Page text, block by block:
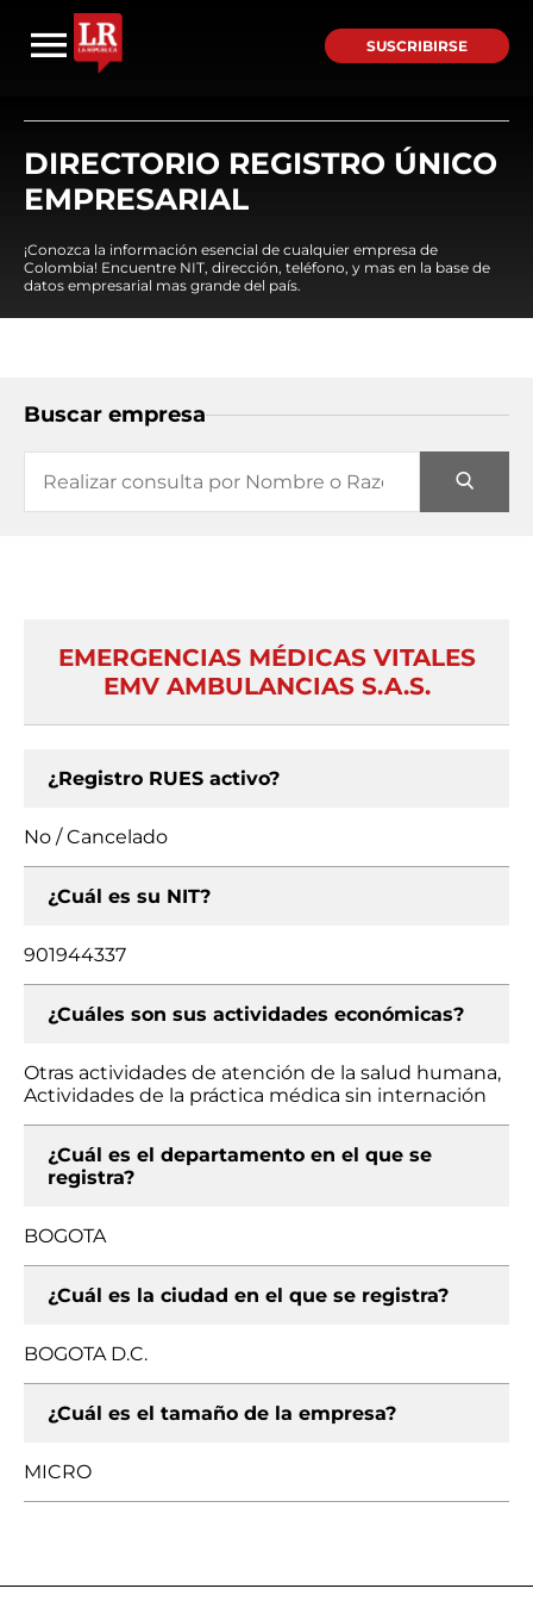
SUSCRIBIRSE
DIRECTORIO REGISTRO ÚNICO
EMPRESARIAL
¡Conozca la información esencial de cualquier empresa de
Colombia! Encuentre NIT, dirección, teléfono, y mas en la base de
datos empresarial mas grande del país.
Buscar empresa
EMERGENCIAS MÉDICAS VITALES
EMV AMBULANCIAS S.A.S.
¿Registro RUES activo?
No / Cancelado
¿Cuál es su NIT?
901944337
¿Cuáles son sus actividades económicas?
Otras actividades de atención de la salud humana,
Actividades de la práctica médica sin internación
¿Cuál es el departamento en el que se
registra?
BOGOTA
¿Cuál es la ciudad en el que se registra?
BOGOTA D.C.
¿Cuál es el tamaño de la empresa?
MICRO